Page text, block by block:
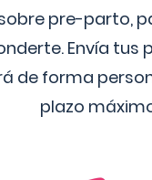
pre-parto,
Envía
de forma
plazo